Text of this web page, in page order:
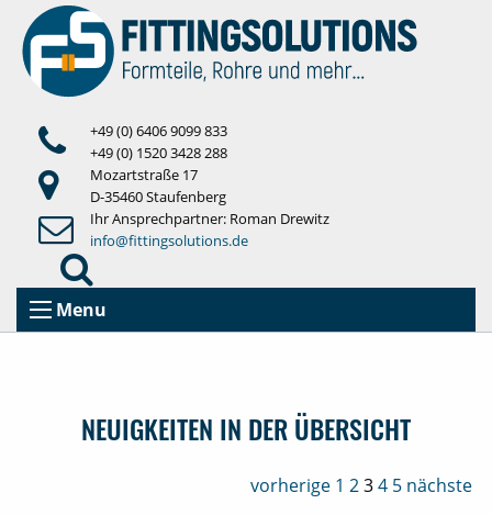
+49 (0) 6406 9099 833
+49 (0) 1520 3428 288
Mozartstraße 17
D-35460 Staufenberg
Ihr Ansprechpartner: Roman Drewitz
info@fittingsolutions.de
Menu
NEUIGKEITEN IN DER ÜBERSICHT
vorherige 1 234 5 nächste